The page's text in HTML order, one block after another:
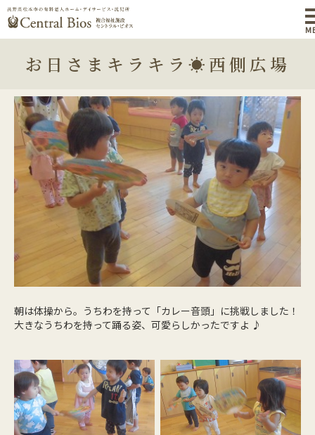
お日さまキラキラ☀西側広場
朝は体操から。うちわを持って「カレー音頭」に挑戦しました！
大きなうちわを持って踊る姿、可愛らしかったですよ ♪